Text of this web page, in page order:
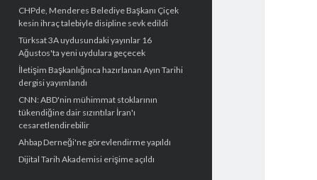
CHPde, Menderes Belediye Başkanı Çiçek
kesin ihraç talebiyle disipline sevk edildi
Türksat 3A uydusundaki yayınlar 16
Ağustos'ta yeni uydulara geçecek
İletişim Başkanlığınca hazırlanan Ayın Tarihi
dergisi yayımlandı
CNN: ABD'nin mühimmat stoklarının
tükendiğine dair sızıntılar İran'ı
cesaretlendirebilir
Ahbap Derneği'ne görevlendirme yapıldı
Dijital Tarih Akademisi erişime açıldı